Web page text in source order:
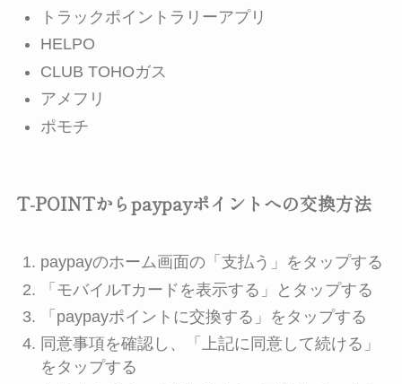
トラックポイントラリーアプリ
HELPO
CLUB TOHOガス
アメフリ
ポモチ
T-POINTからpaypayポイントへの交換方法
paypayのホーム画面の「支払う」をタップする
「モバイルTカードを表示する」とタップする
「paypayポイントに交換する」をタップする
同意事項を確認し、「上記に同意して続ける」
をタップする